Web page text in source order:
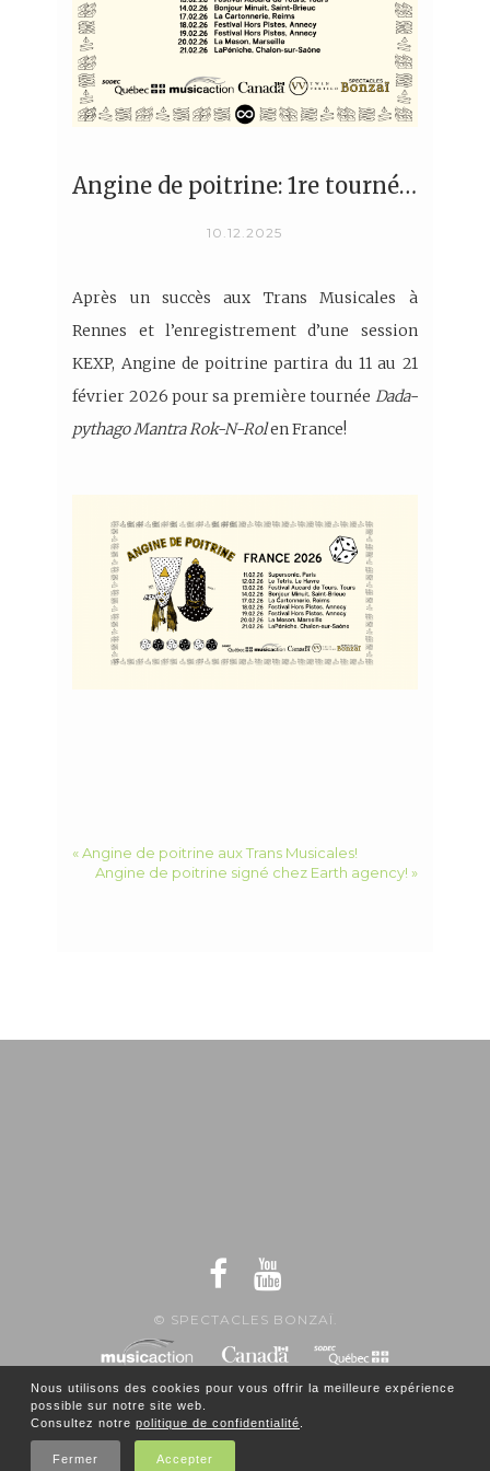
Angine de poitrine: 1re tournée européenne annoncée!
10.12.2025
Après un succès aux Trans Musicales à
Rennes et l’enregistrement d’une session
KEXP, Angine de poitrine partira du 11 au 21
février 2026 pour sa première tournée Dada-
pythago Mantra Rok-N-Rolen France!
« Angine de poitrine aux Trans Musicales!
Angine de poitrine signé chez Earth agency! »
© SPECTACLES BONZAÏ.
Nous utilisons des cookies pour vous offrir la meilleure expérience
possible sur notre site web.
Consultez notre politique de confidentialité
Fermer Accepter